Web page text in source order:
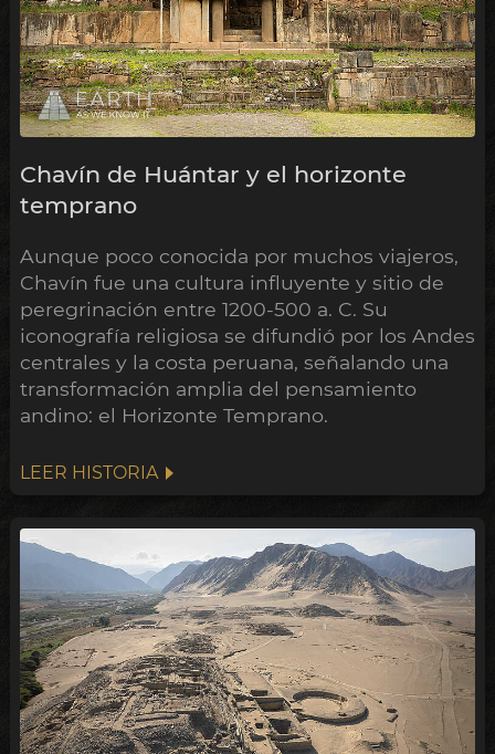
Chavín de Huántar y el horizonte
temprano
Aunque poco conocida por muchos viajeros,
Chavín fue una cultura influyente y sitio de
peregrinación entre 1200-500 a. C. Su
iconografía religiosa se difundió por los Andes
centrales y la costa peruana, señalando una
transformación amplia del pensamiento
andino: el Horizonte Temprano.
LEER HISTORIA